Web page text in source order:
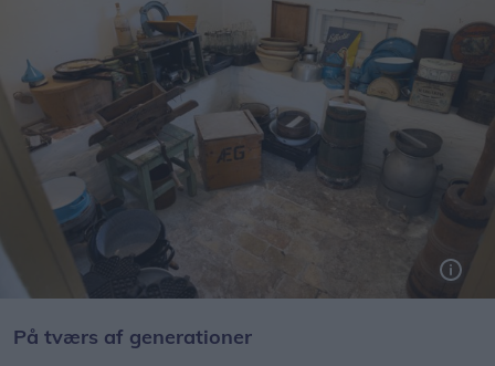
På tværs af generationer